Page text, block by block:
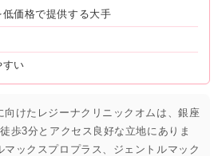
低価格で提供する大手
すい
向けたレジーナクリニックオムは、銀座
歩3分とアクセス良好な立地にありま
ックスプロプラス、ジェントルマック